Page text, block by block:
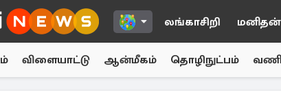
லங்காசிறி மனிதன்
விளையாட்டு ஆன்மீகம் தொழிநுட்பம்